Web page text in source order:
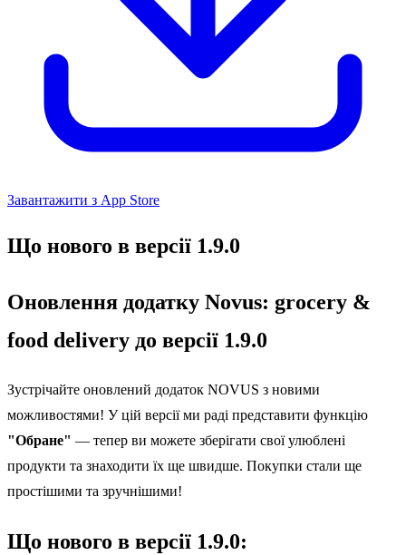
Завантажити з App Store
Що нового в версії 1.9.0
Оновлення додатку Novus: grocery &
food delivery до версії 1.9.0
Зустрічайте оновлений додаток NOVUS з новими
можливостями! У цій версії ми раді представити функцію
"Обране" — тепер ви можете зберігати свої улюблені
продукти та знаходити їх ще швидше. Покупки стали ще
простішими та зручнішими!
Що нового в версії 1.9.0: